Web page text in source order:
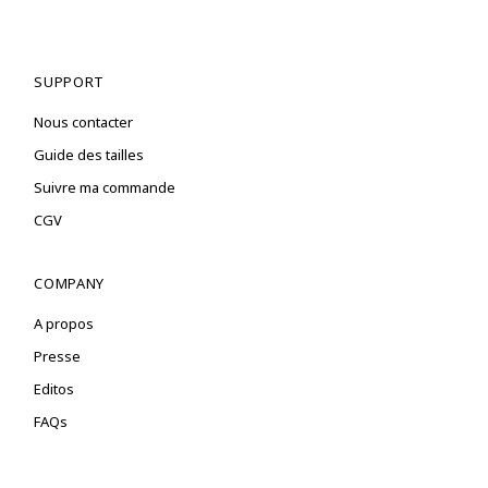
SUPPORT
Nous contacter
Guide des tailles
Suivre ma commande
CGV
COMPANY
A propos
Presse
Editos
FAQs